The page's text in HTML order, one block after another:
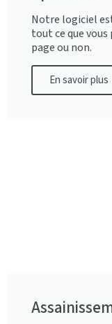
Notre logiciel
tout ce que
page ou non.
En savoir plus